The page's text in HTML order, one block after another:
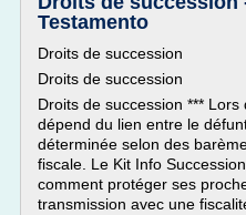
Testamento
Droits de succession
Droits de succession
Droits de succession ***
dépend du lien entre le
déterminée selon des
fiscale. Le Kit Info
comment protéger ses
transmission avec une